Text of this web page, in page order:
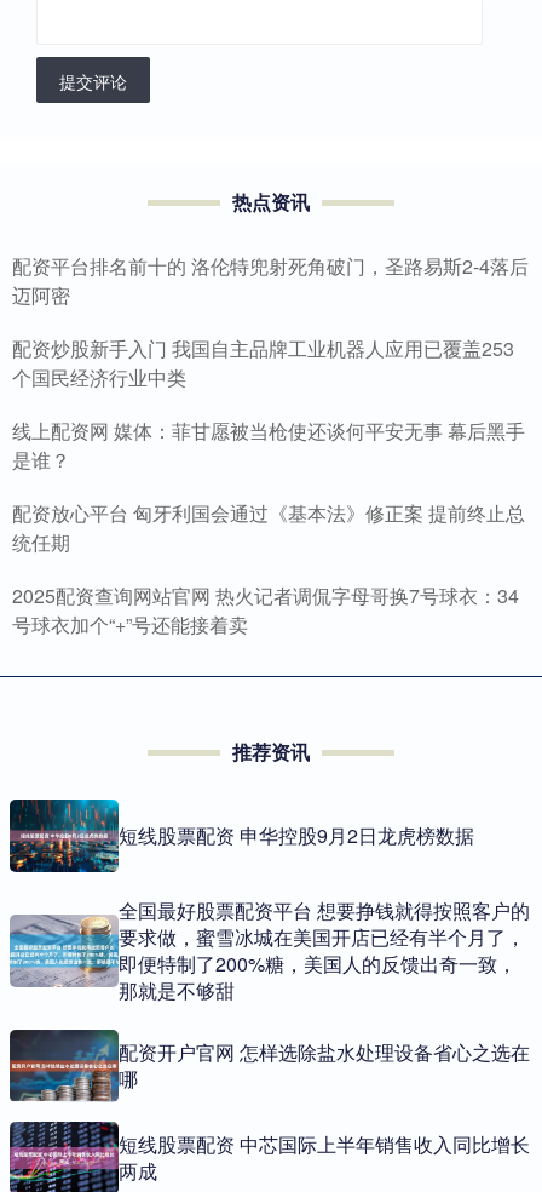
提交评论
热点资讯
配资平台排名前十的 洛伦特兜射死角破门，圣路易斯2-4落后
迈阿密
配资炒股新手入门 我国自主品牌工业机器人应用已覆盖253
个国民经济行业中类
线上配资网 媒体：菲甘愿被当枪使还谈何平安无事 幕后黑手
是谁？
配资放心平台 匈牙利国会通过《基本法》修正案 提前终止总
统任期
2025配资查询网站官网 热火记者调侃字母哥换7号球衣：34
号球衣加个“+”号还能接着卖
推荐资讯
短线股票配资 申华控股9月2日龙虎榜数据
全国最好股票配资平台 想要挣钱就得按照客户的
要求做，蜜雪冰城在美国开店已经有半个月了，
即便特制了200%糖，美国人的反馈出奇一致，
那就是不够甜
配资开户官网 怎样选除盐水处理设备省心之选在
哪
短线股票配资 中芯国际上半年销售收入同比增长
两成